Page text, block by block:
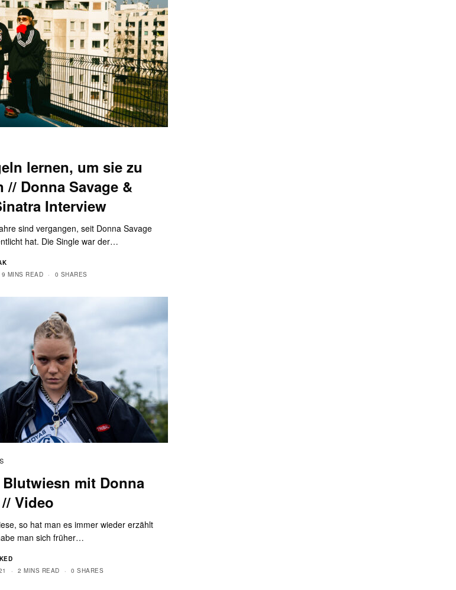
lernen, um sie zu
// Donna Savage &
Interview
sind vergangen, seit Donna Savage
hat. Die Single war der…
9 MINS READ 0 SHARES
mit Donna
Video
so hat man es immer wieder erzählt
man sich früher…
2 MINS READ 0 SHARES